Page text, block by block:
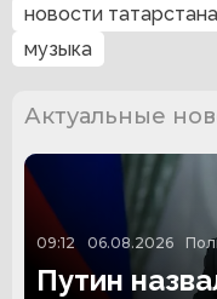
новости татарстана
музыка
Актуальные
09:12 06.08.2026
Путин